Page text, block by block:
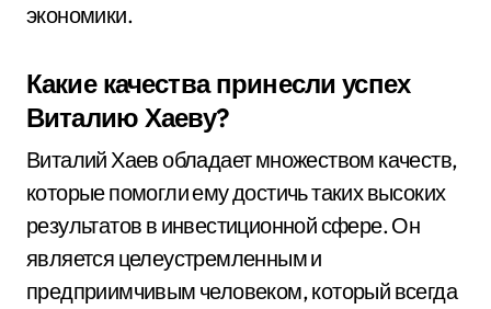
экономики.
Какие качества принесли успех
Виталию Хаеву?
Виталий Хаев обладает множеством качеств,
которые помогли ему достичь таких высоких
результатов в инвестиционной сфере. Он
является целеустремленным и
предприимчивым человеком, который всегда